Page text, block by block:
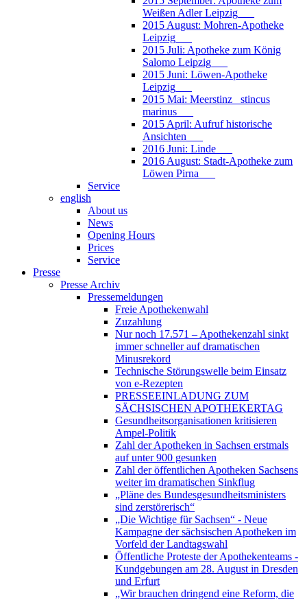
Weißen Adler Leipzig___
2015 August: Mohren-Apotheke
Leipzig___
2015 Juli: Apotheke zum König
Salomo Leipzig___
2015 Juni: Löwen-Apotheke
Leipzig___
2015 Mai: Meerstinz_ stincus
marinus___
2015 April: Aufruf historische
Ansichten___
2016 Juni: Linde___
2016 August: Stadt-Apotheke zum
Löwen Pirna___
Service
english
About us
News
Opening Hours
Prices
Service
Presse
Presse Archiv
Pressemeldungen
Freie Apothekenwahl
Zuzahlung
Nur noch 17.571 – Apothekenzahl sinkt
immer schneller auf dramatischen
Minusrekord
Technische Störungswelle beim Einsatz
von e-Rezepten
PRESSEEINLADUNG ZUM
SÄCHSISCHEN APOTHEKERTAG
Gesundheitsorganisationen kritisieren
Ampel-Politik
Zahl der Apotheken in Sachsen erstmals
auf unter 900 gesunken
Zahl der öffentlichen Apotheken Sachsens
weiter im dramatischen Sinkflug
„Pläne des Bundesgesundheitsministers
sind zerstörerisch“
„Die Wichtige für Sachsen“ - Neue
Kampagne der sächsischen Apotheken im
Vorfeld der Landtagswahl
Öffentliche Proteste der Apothekenteams -
Kundgebungen am 28. August in Dresden
und Erfurt
„Wir brauchen dringend eine Reform, die